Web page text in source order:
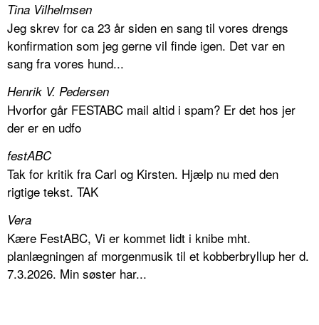
Tina Vilhelmsen
Jeg skrev for ca 23 år siden en sang til vores drengs
konfirmation som jeg gerne vil finde igen. Det var en
sang fra vores hund...
Henrik V. Pedersen
Hvorfor går FESTABC mail altid i spam? Er det hos jer
der er en udfo
festABC
Tak for kritik fra Carl og Kirsten. Hjælp nu med den
rigtige tekst. TAK
Vera
Kære FestABC, Vi er kommet lidt i knibe mht.
planlægningen af morgenmusik til et kobberbryllup her d.
7.3.2026. Min søster har...